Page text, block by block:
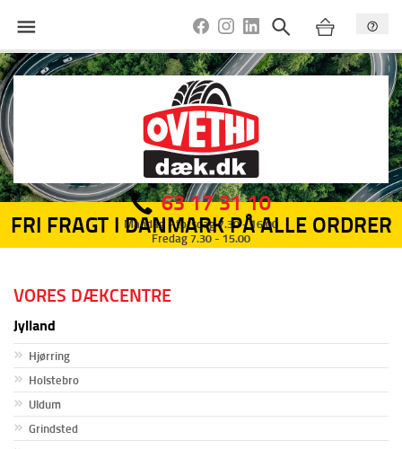
63 17 31 10
Mandag - torsdag 7.30 - 16.00
Fredag 7.30 - 15.00
FRI FRAGT I DANMARK PÅ ALLE ORDRER
VORES DÆKCENTRE
Jylland
Hjørring
Holstebro
Uldum
Grindsted